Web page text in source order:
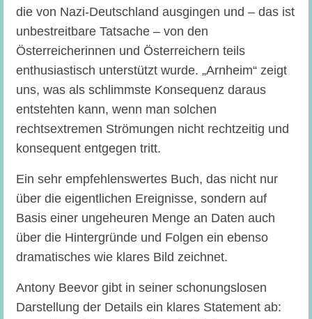
die von Nazi-Deutschland ausgingen und – das ist
unbestreitbare Tatsache – von den
Österreicherinnen und Österreichern teils
enthusiastisch unterstützt wurde. „Arnheim“ zeigt
uns, was als schlimmste Konsequenz daraus
entstehten kann, wenn man solchen
rechtsextremen Strömungen nicht rechtzeitig und
konsequent entgegen tritt.
Ein sehr empfehlenswertes Buch, das nicht nur
über die eigentlichen Ereignisse, sondern auf
Basis einer ungeheuren Menge an Daten auch
über die Hintergründe und Folgen ein ebenso
dramatisches wie klares Bild zeichnet.
Antony Beevor gibt in seiner schonungslosen
Darstellung der Details ein klares Statement ab: